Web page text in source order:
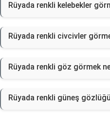
Rüyada renkli kelebekler
Rüyada renkli civcivler
Rüyada renkli göz görmek
Rüyada renkli güneş